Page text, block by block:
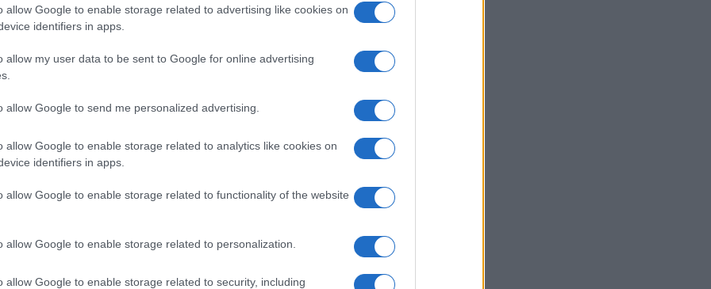
allow Google to enable storage related to advertising like cookies on
identifiers in apps.
allow my user data to be sent to Google for online advertising
allow Google to send me personalized advertising.
allow Google to enable storage related to analytics like cookies on
identifiers in apps.
allow Google to enable storage related to functionality of the website
allow Google to enable storage related to personalization.
allow Google to enable storage related to security, including
hanno dato il via alla sospensione della licenza e
montati apparecchi elettronici per il gioco con
seguito ai numerosi controlli effettuati dal personale
della sindaca di Roma. Con i quali si accertava che il
anche durante l’orario previsto di sospensione del
all’interno alcuni avventori intenti al gioco. La stessa
indicante il suddetto divieto.